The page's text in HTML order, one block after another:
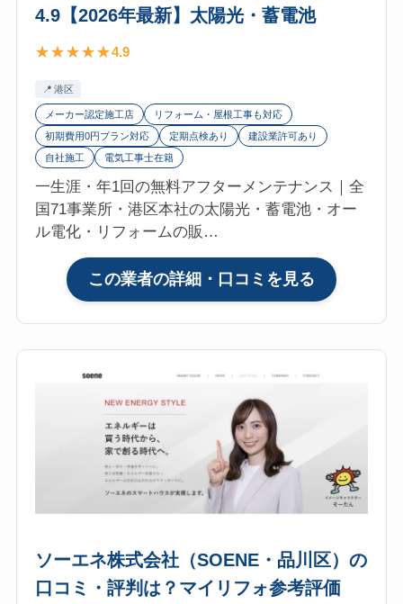
4.9【2026年最新】太陽光・蓄電池
4.9
港区
メーカー認定施工店
リフォーム・屋根工事も対応
初期費用0円プラン対応
定期点検あり
建設業許可あり
自社施工
電気工事士在籍
一生涯・年1回の無料アフターメンテナンス｜全
国71事業所・港区本社の太陽光・蓄電池・オー
ル電化・リフォームの販…
この業者の詳細・口コミを見る
メ
ッ
ド
ー
シ
ン
ズ
株
ソーエネ株式会社（SOENE・品川区）の
口コミ・評判は？マイリフォ参考評価